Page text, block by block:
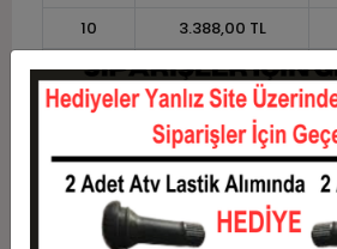
10
3.388,00 TL
11
3.105,45 TL
12
2.893,33 TL
Taksit Taksit Tutarı